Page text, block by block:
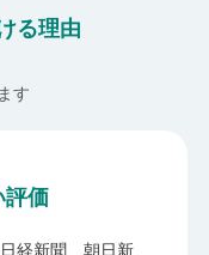
る理由
す
評価
経新聞、朝日新